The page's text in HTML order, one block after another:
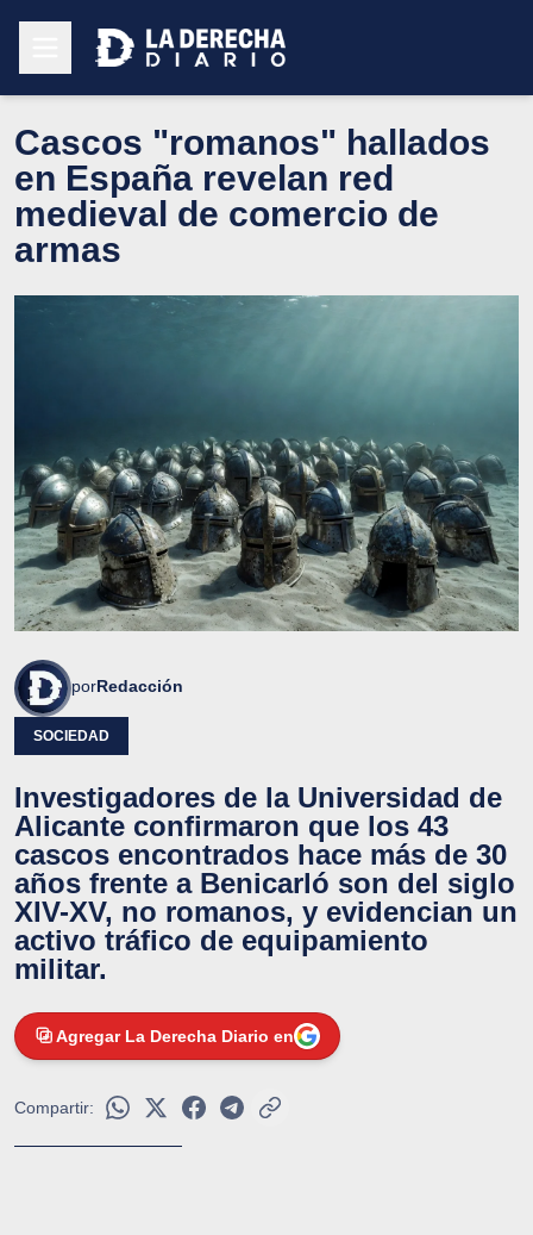
Cascos "romanos" hallados
en España revelan red
medieval de comercio de
armas
porRedacción
SOCIEDAD
Investigadores de la Universidad de
Alicante confirmaron que los 43
cascos encontrados hace más de 30
años frente a Benicarló son del siglo
XIV-XV, no romanos, y evidencian un
activo tráfico de equipamiento
militar.
Agregar La Derecha Diario en
Compartir: